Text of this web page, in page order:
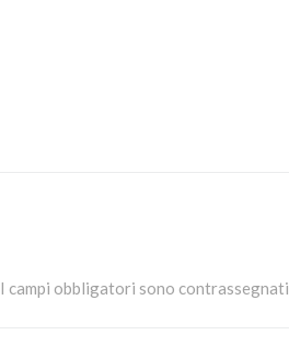
I campi obbligatori sono contrassegnati